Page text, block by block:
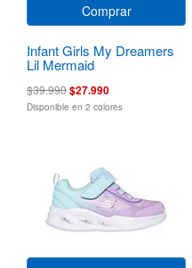
Comprar
Infant Girls My Dreamers
Lil Mermaid
$39.990$27.990
Disponible en 2 colores